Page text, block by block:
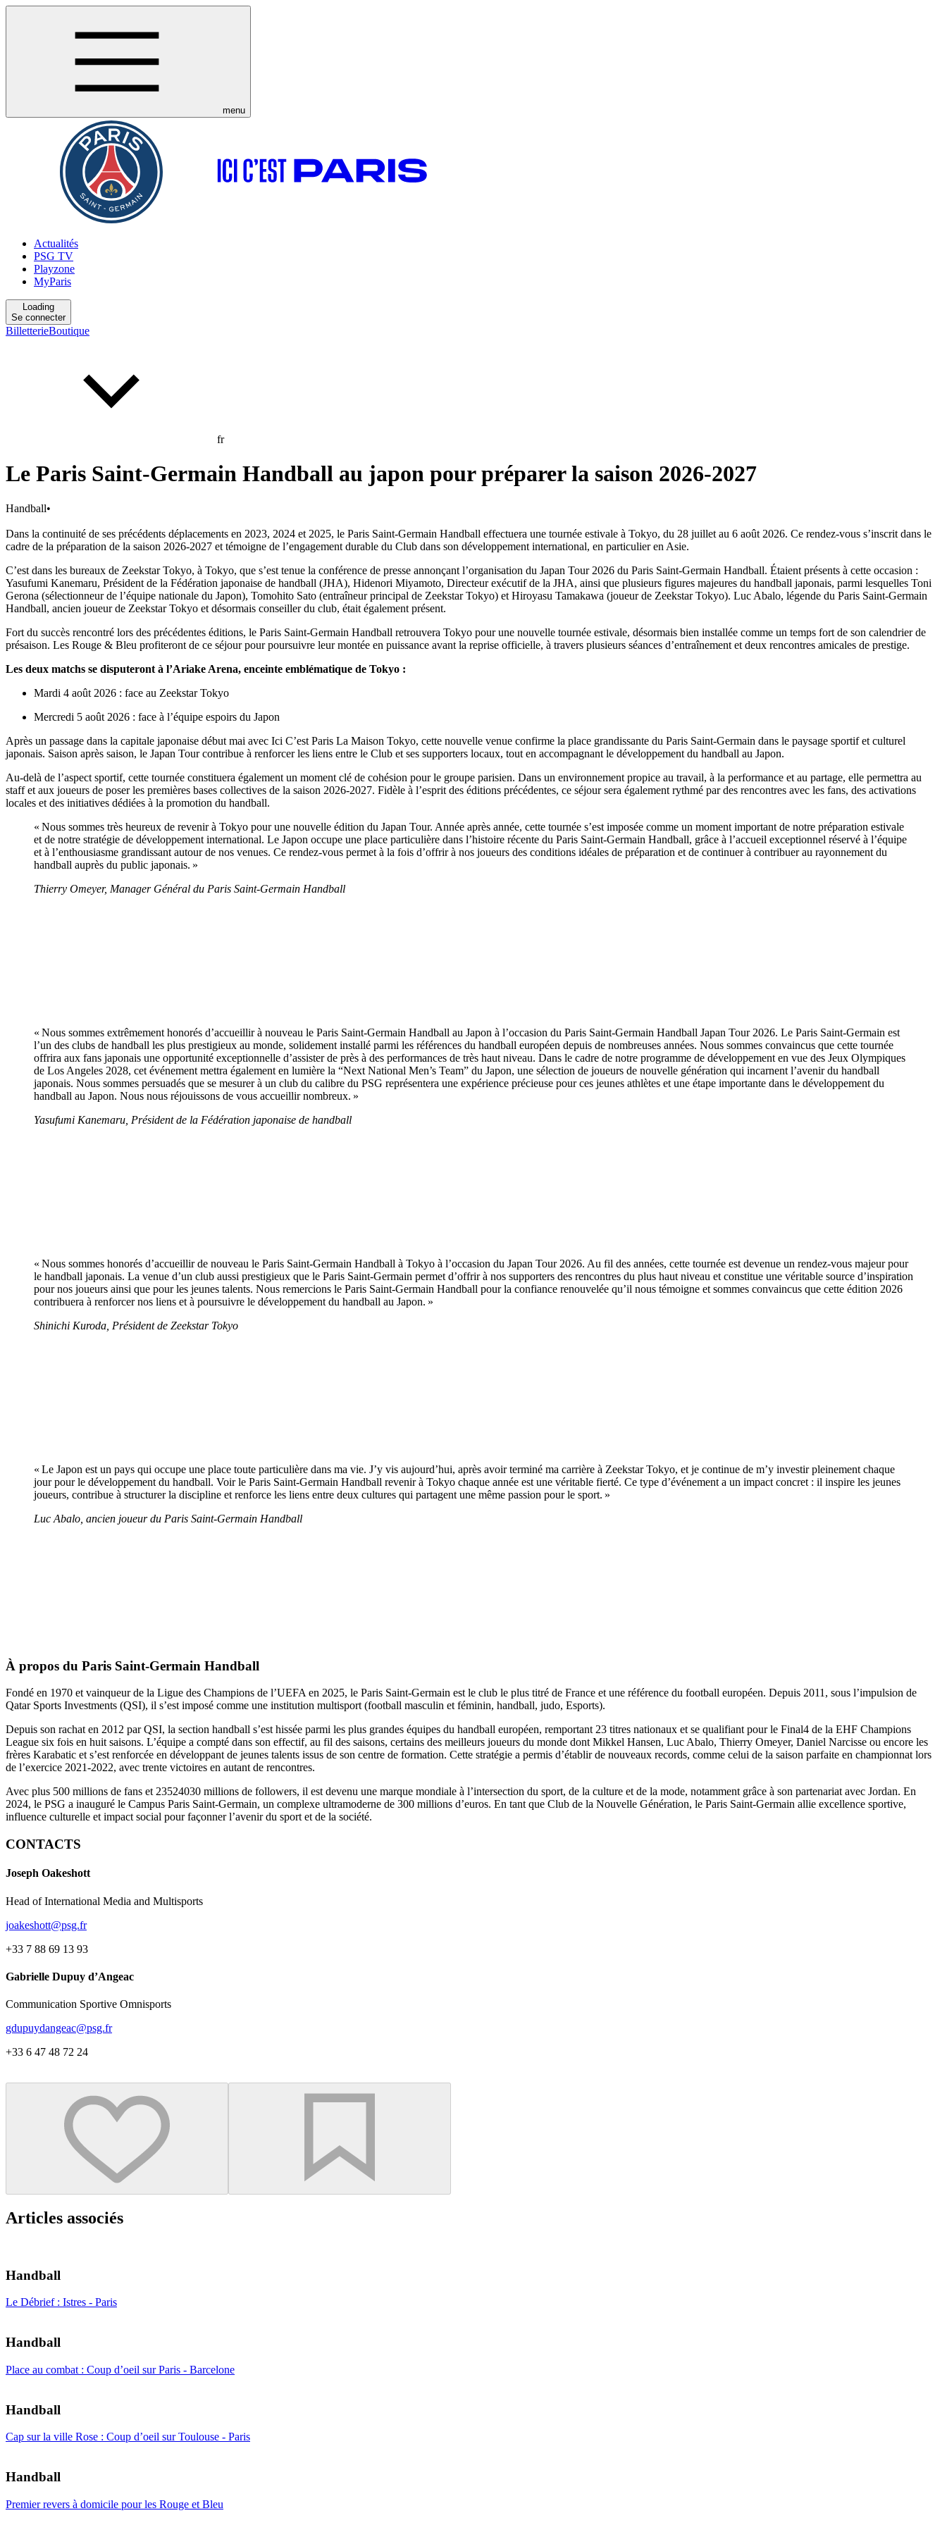
menu
Actualités
PSG TV
Playzone
MyParis
Loading
Se connecter
BilletterieBoutique
fr
Le Paris Saint-Germain Handball au japon pour préparer la saison 2026-2027
Handball•
Dans la continuité de ses précédents déplacements en 2023, 2024 et 2025, le Paris Saint-Germain Handball effectuera une tournée estivale à Tokyo, du 28 juillet au 6 août 2026. Ce rendez-vous s’inscrit dans le
cadre de la préparation de la saison 2026-2027 et témoigne de l’engagement durable du Club dans son développement international, en particulier en Asie.
C’est dans les bureaux de Zeekstar Tokyo, à Tokyo, que s’est tenue la conférence de presse annonçant l’organisation du Japan Tour 2026 du Paris Saint-Germain Handball. Étaient présents à cette occasion :
Yasufumi Kanemaru, Président de la Fédération japonaise de handball (JHA), Hidenori Miyamoto, Directeur exécutif de la JHA, ainsi que plusieurs figures majeures du handball japonais, parmi lesquelles Toni
Gerona (sélectionneur de l’équipe nationale du Japon), Tomohito Sato (entraîneur principal de Zeekstar Tokyo) et Hiroyasu Tamakawa (joueur de Zeekstar Tokyo). Luc Abalo, légende du Paris Saint-Germain
Handball, ancien joueur de Zeekstar Tokyo et désormais conseiller du club, était également présent.
Fort du succès rencontré lors des précédentes éditions, le Paris Saint-Germain Handball retrouvera Tokyo pour une nouvelle tournée estivale, désormais bien installée comme un temps fort de son calendrier de
présaison. Les Rouge & Bleu profiteront de ce séjour pour poursuivre leur montée en puissance avant la reprise officielle, à travers plusieurs séances d’entraînement et deux rencontres amicales de prestige.
Les deux matchs se disputeront à l’Ariake Arena, enceinte emblématique de Tokyo :
Mardi 4 août 2026 : face au Zeekstar Tokyo
Mercredi 5 août 2026 : face à l’équipe espoirs du Japon
Après un passage dans la capitale japonaise début mai avec Ici C’est Paris La Maison Tokyo, cette nouvelle venue confirme la place grandissante du Paris Saint-Germain dans le paysage sportif et culturel
japonais. Saison après saison, le Japan Tour contribue à renforcer les liens entre le Club et ses supporters locaux, tout en accompagnant le développement du handball au Japon.
Au-delà de l’aspect sportif, cette tournée constituera également un moment clé de cohésion pour le groupe parisien. Dans un environnement propice au travail, à la performance et au partage, elle permettra au
staff et aux joueurs de poser les premières bases collectives de la saison 2026-2027. Fidèle à l’esprit des éditions précédentes, ce séjour sera également rythmé par des rencontres avec les fans, des activations
locales et des initiatives dédiées à la promotion du handball.
« Nous sommes très heureux de revenir à Tokyo pour une nouvelle édition du Japan Tour. Année après année, cette tournée s’est imposée comme un moment important de notre préparation estivale
et de notre stratégie de développement international. Le Japon occupe une place particulière dans l’histoire récente du Paris Saint-Germain Handball, grâce à l’accueil exceptionnel réservé à l’équipe
et à l’enthousiasme grandissant autour de nos venues. Ce rendez-vous permet à la fois d’offrir à nos joueurs des conditions idéales de préparation et de continuer à contribuer au rayonnement du
handball auprès du public japonais. »
Thierry Omeyer, Manager Général du Paris Saint-Germain Handball
« Nous sommes extrêmement honorés d’accueillir à nouveau le Paris Saint-Germain Handball au Japon à l’occasion du Paris Saint-Germain Handball Japan Tour 2026. Le Paris Saint-Germain est
l’un des clubs de handball les plus prestigieux au monde, solidement installé parmi les références du handball européen depuis de nombreuses années. Nous sommes convaincus que cette tournée
offrira aux fans japonais une opportunité exceptionnelle d’assister de près à des performances de très haut niveau. Dans le cadre de notre programme de développement en vue des Jeux Olympiques
de Los Angeles 2028, cet événement mettra également en lumière la “Next National Men’s Team” du Japon, une sélection de joueurs de nouvelle génération qui incarnent l’avenir du handball
japonais. Nous sommes persuadés que se mesurer à un club du calibre du PSG représentera une expérience précieuse pour ces jeunes athlètes et une étape importante dans le développement du
handball au Japon. Nous nous réjouissons de vous accueillir nombreux. »
Yasufumi Kanemaru, Président de la Fédération japonaise de handball
« Nous sommes honorés d’accueillir de nouveau le Paris Saint-Germain Handball à Tokyo à l’occasion du Japan Tour 2026. Au fil des années, cette tournée est devenue un rendez-vous majeur pour
le handball japonais. La venue d’un club aussi prestigieux que le Paris Saint-Germain permet d’offrir à nos supporters des rencontres du plus haut niveau et constitue une véritable source d’inspiration
pour nos joueurs ainsi que pour les jeunes talents. Nous remercions le Paris Saint-Germain Handball pour la confiance renouvelée qu’il nous témoigne et sommes convaincus que cette édition 2026
contribuera à renforcer nos liens et à poursuivre le développement du handball au Japon. »
Shinichi Kuroda, Président de Zeekstar Tokyo
« Le Japon est un pays qui occupe une place toute particulière dans ma vie. J’y vis aujourd’hui, après avoir terminé ma carrière à Zeekstar Tokyo, et je continue de m’y investir pleinement chaque
jour pour le développement du handball. Voir le Paris Saint-Germain Handball revenir à Tokyo chaque année est une véritable fierté. Ce type d’événement a un impact concret : il inspire les jeunes
joueurs, contribue à structurer la discipline et renforce les liens entre deux cultures qui partagent une même passion pour le sport. »
Luc Abalo, ancien joueur du Paris Saint-Germain Handball
À propos du Paris Saint-Germain Handball
Fondé en 1970 et vainqueur de la Ligue des Champions de l’UEFA en 2025, le Paris Saint-Germain est le club le plus titré de France et une référence du football européen. Depuis 2011, sous l’impulsion de
Qatar Sports Investments (QSI), il s’est imposé comme une institution multisport (football masculin et féminin, handball, judo, Esports).
Depuis son rachat en 2012 par QSI, la section handball s’est hissée parmi les plus grandes équipes du handball européen, remportant 23 titres nationaux et se qualifiant pour le Final4 de la EHF Champions
League six fois en huit saisons. L’équipe a compté dans son effectif, au fil des saisons, certains des meilleurs joueurs du monde dont Mikkel Hansen, Luc Abalo, Thierry Omeyer, Daniel Narcisse ou encore les
frères Karabatic et s’est renforcée en développant de jeunes talents issus de son centre de formation. Cette stratégie a permis d’établir de nouveaux records, comme celui de la saison parfaite en championnat lors
de l’exercice 2021-2022, avec trente victoires en autant de rencontres.
Avec plus 500 millions de fans et 23524030 millions de followers, il est devenu une marque mondiale à l’intersection du sport, de la culture et de la mode, notamment grâce à son partenariat avec Jordan. En
2024, le PSG a inauguré le Campus Paris Saint-Germain, un complexe ultramoderne de 300 millions d’euros. En tant que Club de la Nouvelle Génération, le Paris Saint-Germain allie excellence sportive,
influence culturelle et impact social pour façonner l’avenir du sport et de la société.
CONTACTS
Joseph Oakeshott
Head of International Media and Multisports
joakeshott@psg.fr
+33 7 88 69 13 93
Gabrielle Dupuy d’Angeac
Communication Sportive Omnisports
gdupuydangeac@psg.fr
+33 6 47 48 72 24
Articles associés
Handball
Le Débrief : Istres - Paris
Handball
Place au combat : Coup d’oeil sur Paris - Barcelone
Handball
Cap sur la ville Rose : Coup d’oeil sur Toulouse - Paris
Handball
Premier revers à domicile pour les Rouge et Bleu